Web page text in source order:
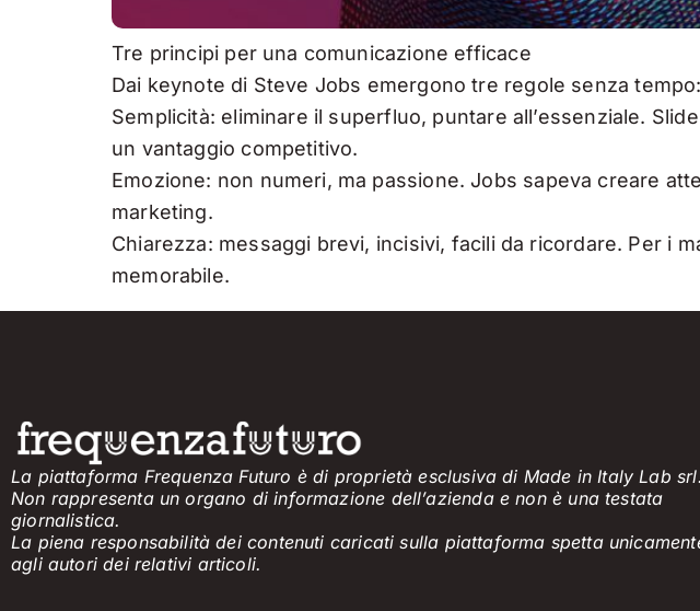
Tre principi per una comunicazione efficace
Dai keynote di Steve Jobs emergono tre regole senza
Semplicità: eliminare il superfluo, puntare all’essenziale.
un vantaggio competitivo.
Emozione: non numeri, ma passione. Jobs sapeva creare
marketing.
Chiarezza: messaggi brevi, incisivi, facili da ricordare. Per i
memorabile.
La piattaforma Frequenza Futuro è di proprietà esclusiva di Made in Italy Lab srl.
Non rappresenta un organo di informazione dell’azienda e non è una testata
giornalistica.
La piena responsabilità dei contenuti caricati sulla piattaforma spetta
agli autori dei relativi articoli.